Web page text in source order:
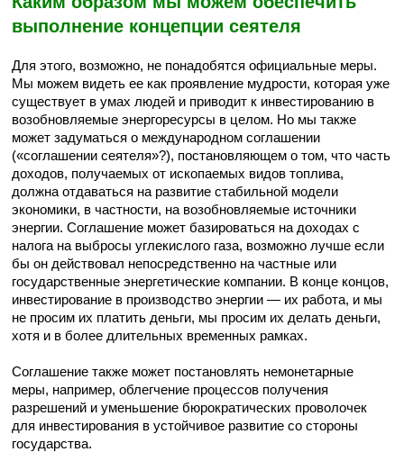
выполнение концепции сеятеля
Для этого, возможно, не понадобятся официальные меры.
Мы можем видеть ее как проявление мудрости, которая уже
существует в умах людей и приводит к инвестированию в
возобновляемые энергоресурсы в целом. Но мы также
может задуматься о международном соглашении
(«соглашении сеятеля»?), постановляющем о том, что часть
доходов, получаемых от ископаемых видов топлива,
должна отдаваться на развитие стабильной модели
экономики, в частности, на возобновляемые источники
энергии. Соглашение может базироваться на доходах с
налога на выбросы углекислого газа, возможно лучше если
бы он действовал непосредственно на частные или
государственные энергетические компании. В конце концов,
инвестирование в производство энергии — их работа, и мы
не просим их платить деньги, мы просим их делать деньги,
хотя и в более длительных временных рамках.
Соглашение также может постановлять немонетарные
меры, например, облегчение процессов получения
разрешений и уменьшение бюрократических проволочек
для инвестирования в устойчивое развитие со стороны
государства.